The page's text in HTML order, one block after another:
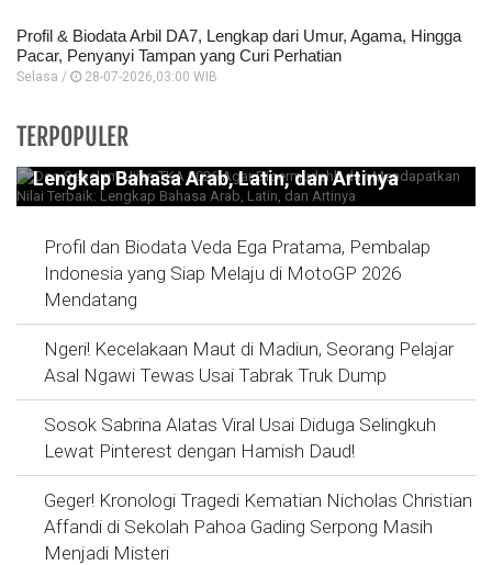
Profil & Biodata Arbil DA7, Lengkap dari Umur, Agama, Hingga
Pacar, Penyanyi Tampan yang Curi Perhatian
Selasa / 28-07-2026,03:00 WIB
TERPOPULER
Doa Sebelum Ujian TKA 2026 Agar
Dipermudahh dan Mendapatkan Nilai Terbaik:
Lengkap Bahasa Arab, Latin, dan Artinya
Profil dan Biodata Veda Ega Pratama, Pembalap
Indonesia yang Siap Melaju di MotoGP 2026
Mendatang
Ngeri! Kecelakaan Maut di Madiun, Seorang Pelajar
Asal Ngawi Tewas Usai Tabrak Truk Dump
Sosok Sabrina Alatas Viral Usai Diduga Selingkuh
Lewat Pinterest dengan Hamish Daud!
Geger! Kronologi Tragedi Kematian Nicholas Christian
Affandi di Sekolah Pahoa Gading Serpong Masih
Menjadi Misteri